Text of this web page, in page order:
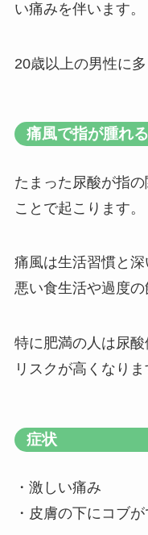
い痛みを伴います。
20歳以上の男性に
痛風で指が腫れ
たまった尿酸が指
ことで起こります。
痛風は生活習慣と
悪い食生活や過度の
特に肥満の人は尿
リスクが高くなりま
症状
・激しい痛み
・皮膚の下にコブ